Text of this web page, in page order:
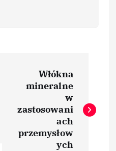
Włókna
mineralne
w
zastosowani
ach
przemysłow
ych